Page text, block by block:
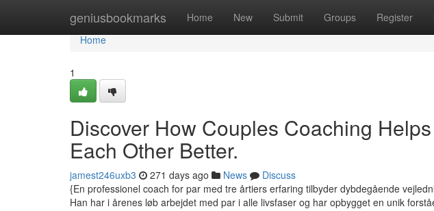
geniusbookmarks Home New Submit Groups Register
Home
Home
1
Discover How Couples Coaching
Each Other Better.
jamest246uxb3 271 days ago News
Discuss
{En professionel coach for par med tre årtiers erfaring tilbyder dybdegående
Han har i årenes løb arbejdet med par i alle livsfaser og har opbygget en unik